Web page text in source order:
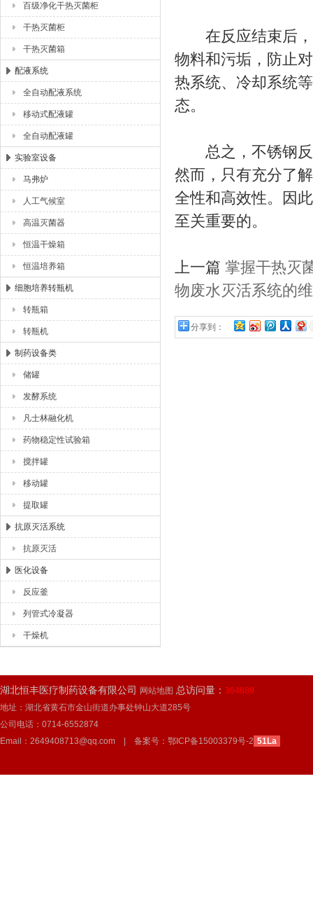
百级净化干热灭菌柜
干热灭菌柜
干热灭菌箱
配液系统
全自动配液系统
移动式配液罐
全自动配液罐
实验室设备
马弗炉
人工气候室
高温灭菌器
恒温干燥箱
恒温培养箱
细胞培养转瓶机
转瓶箱
转瓶机
制药设备类
储罐
发酵系统
凡士林融化机
药物稳定性试验箱
搅拌罐
移动罐
提取罐
抗原灭活系统
抗原灭活
医化设备
反应釜
列管式冷凝器
干燥机
在反应结束后，
物料和污垢，防止
热系统、冷却系统
态。
总之，不锈钢反
然而，只有充分了
全性和高效性。因
至关重要的。
上一篇 掌握干热灭
物废水灭活系统的
分享到：
湖北恒丰医疗制药设备有限公司 网站地图 总访问量： 394889
地址：湖北省黄石市金山街道办事处钟山大道285号
公司电话：0714-6552874
Email：2649408713@qq.com | 备案号： 鄂ICP备15003379号-2 51La